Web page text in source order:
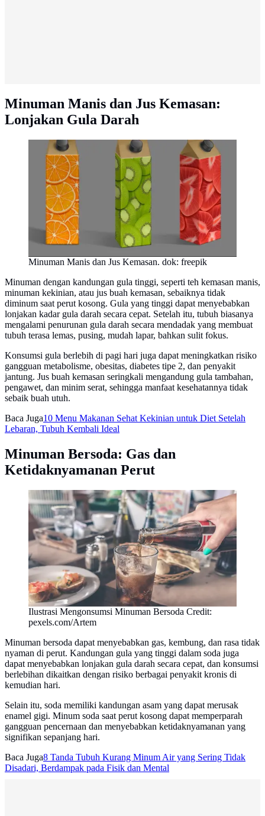
Minuman Manis dan Jus Kemasan:
Lonjakan Gula Darah
Minuman Manis dan Jus Kemasan. dok: freepik
Minuman dengan kandungan gula tinggi, seperti teh kemasan manis,
minuman kekinian, atau jus buah kemasan, sebaiknya tidak
diminum saat perut kosong. Gula yang tinggi dapat menyebabkan
lonjakan kadar gula darah secara cepat. Setelah itu, tubuh biasanya
mengalami penurunan gula darah secara mendadak yang membuat
tubuh terasa lemas, pusing, mudah lapar, bahkan sulit fokus.
Konsumsi gula berlebih di pagi hari juga dapat meningkatkan risiko
gangguan metabolisme, obesitas, diabetes tipe 2, dan penyakit
jantung. Jus buah kemasan seringkali mengandung gula tambahan,
pengawet, dan minim serat, sehingga manfaat kesehatannya tidak
sebaik buah utuh.
Baca Juga10 Menu Makanan Sehat Kekinian untuk Diet Setelah
Lebaran, Tubuh Kembali Ideal
Minuman Bersoda: Gas dan
Ketidaknyamanan Perut
Ilustrasi Mengonsumsi Minuman Bersoda Credit:
pexels.com/Artem
Minuman bersoda dapat menyebabkan gas, kembung, dan rasa tidak
nyaman di perut. Kandungan gula yang tinggi dalam soda juga
dapat menyebabkan lonjakan gula darah secara cepat, dan konsumsi
berlebihan dikaitkan dengan risiko berbagai penyakit kronis di
kemudian hari.
Selain itu, soda memiliki kandungan asam yang dapat merusak
enamel gigi. Minum soda saat perut kosong dapat memperparah
gangguan pencernaan dan menyebabkan ketidaknyamanan yang
signifikan sepanjang hari.
Baca Juga8 Tanda Tubuh Kurang Minum Air yang Sering Tidak
Disadari, Berdampak pada Fisik dan Mental